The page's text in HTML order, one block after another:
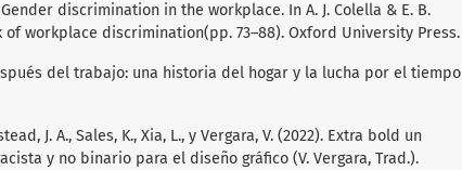
Gender discrimination in the workplace. In A. J. Colella & E. B.
of workplace discrimination(pp. 73–88). Oxford University Press.
del trabajo: una historia del hogar y la lucha por el tiempo
J. A., Sales, K., Xia, L., y Vergara, V. (2022). Extra bold un
y no binario para el diseño gráfico (V. Vergara, Trad.).